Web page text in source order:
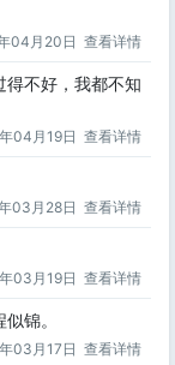
04月20日 查看详情
得不好，我都不知
04月19日 查看详情
03月28日 查看详情
03月19日 查看详情
锦。
03月17日 查看详情